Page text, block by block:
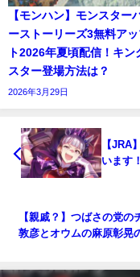
【モンハン】モンスター
ーストーリーズ3無料ア
ト2026年夏頃配信！キン
スター登場方法は？
2026年3月29日
【JRA
います
【親戚？】つばさの党の
敦彦とオウムの麻原彰晃